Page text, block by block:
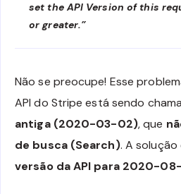
set the API Version of this
or greater.”
Não se preocupe! Esse
API do Stripe está sendo
antiga (2020-03-02), que
de busca (Search). A solução
versão da API para 2020-